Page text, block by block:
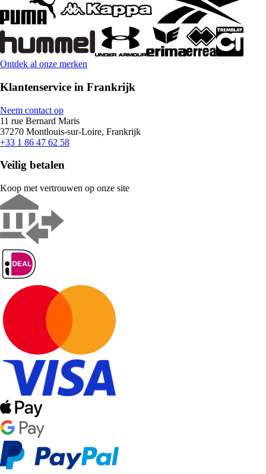
Ontdek al onze merken
Klantenservice in Frankrijk
Neem contact op
11 rue Bernard Maris
37270 Montlouis-sur-Loire, Frankrijk
+33 1 86 47 62 58
Veilig betalen
Koop met vertrouwen op onze site